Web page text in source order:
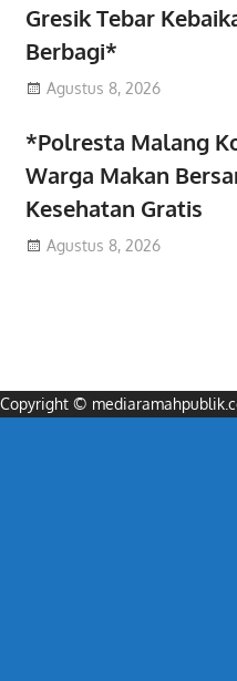
Gresik Tebar
Berbagi*
Agustus 8, 2026
*Polresta Malang
Warga Makan
Kesehatan Gratis
Agustus 8, 2026
Copyright ©